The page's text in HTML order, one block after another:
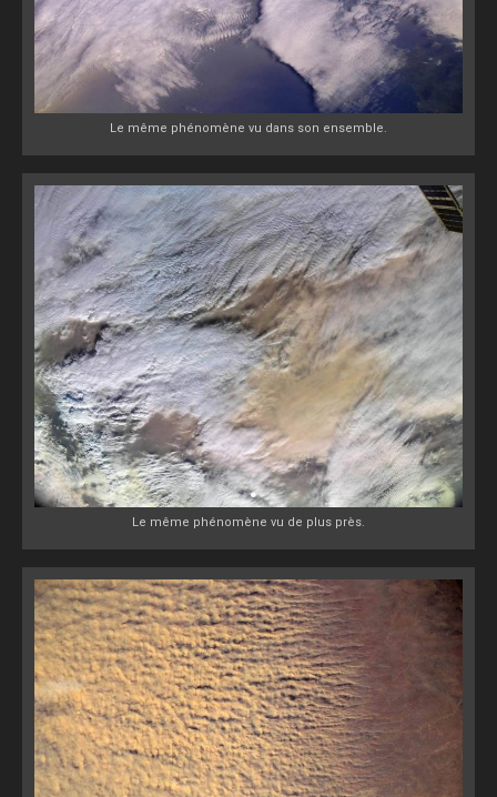
Le même phénomène vu dans son ensemble.
Le même phénomène vu de plus près.